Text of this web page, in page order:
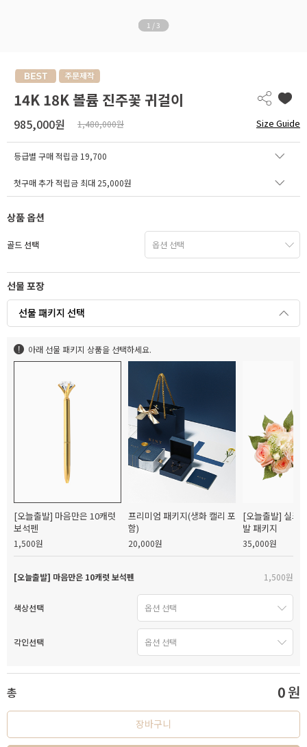
1 / 3
14K 18K 볼륨 진주꽃 귀걸이
985,000원 1,480,000원 Size Guide
등급별 구매 적립금 19,700
첫구매 추가 적립금 최대 25,000원
상품 옵션
골드 선택
선물 포장
선물 패키지 선택
아래 선물 패키지 상품을 선택하세요.
[오늘출발] 마음만은 10캐럿
보석펜
1,500원
프리미엄 패키지(생화 캘리 포
함)
20,000원
[오늘출발] 실크
발 패키지
35,000원
[오늘출발] 마음만은 10캐럿 보석펜 1,500원
색상선택
각인선택
총 0원
장바구니